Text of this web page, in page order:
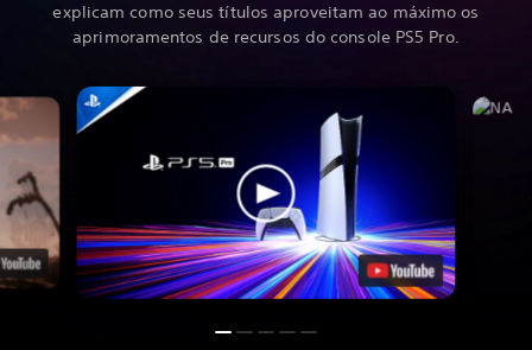
explicam como seus títulos aproveitam ao máximo os
aprimoramentos de recursos do console PS5 Pro.